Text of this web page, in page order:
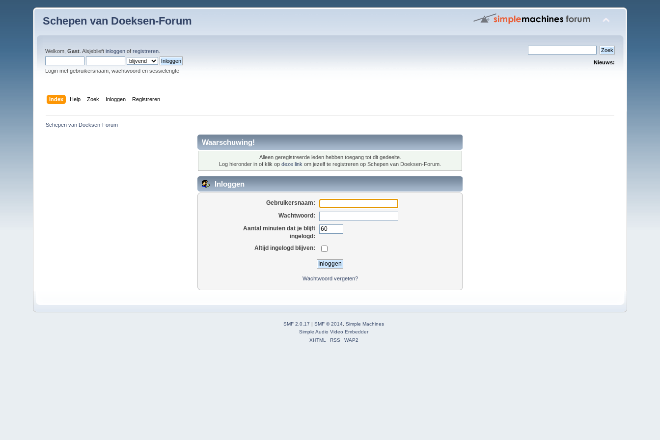
Schepen van Doeksen-Forum
Welkom,Gast . Alsjeblieftinloggen ofregistreren
Login met gebruikersnaam, wachtwoord en sessielengte
Nieuws:
Index Help Zoek Inloggen Registreren
Schepen van Doeksen-Forum
Waarschuwing!
Alleen geregistreerde leden hebben toegang tot dit gedeelte.
Log hieronder in of klik op deze link om jezelf te registreren op Schepen van Doeksen-Forum.
Inloggen
Gebruikersnaam:
Wachtwoord:
Aantal minuten dat je blijft
ingelogd:
Altijd ingelogd blijven:
Wachtwoord vergeten?
SMF 2.0.17 | SMF © 2014 Simple Machines
Simple Audio Video Embedder
XHTML
RSS WAP2